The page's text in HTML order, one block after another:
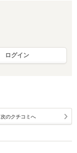
ログイン
次のクチコミへ